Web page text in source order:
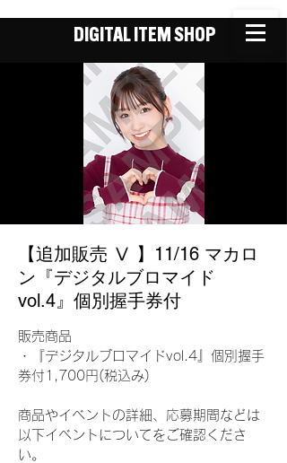
DIGITAL ITEM SHOP
【追加販売 Ⅴ 】11/16 マカロ
ン『デジタルブロマイド
vol.4』個別握手券付
販売商品
・『デジタルブロマイドvol.4』個別握手
券付1,700円(税込み)
商品やイベントの詳細、応募期間などは
以下イベントについてをご確認くださ
い。